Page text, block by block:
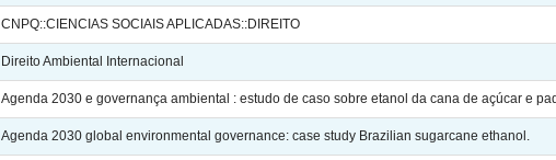
CNPQ::CIENCIAS SOCIAIS APLICADAS::DIREITO
Direito Ambiental Internacional
Agenda 2030 e governança ambiental : estudo de caso sobre etanol da cana de açúcar e
Agenda 2030 global environmental governance: case study Brazilian sugarcane ethanol.